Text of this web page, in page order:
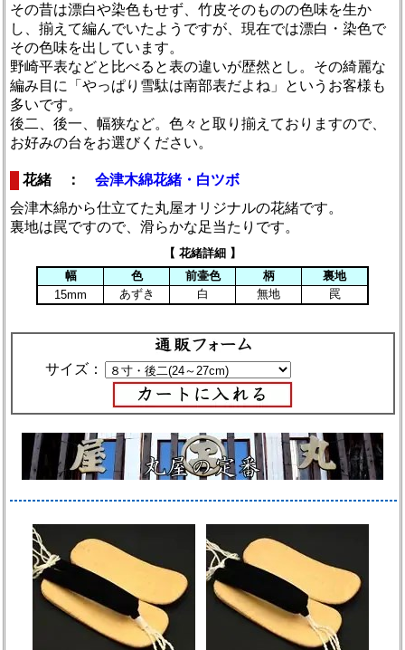
その昔は漂白や染色もせず、竹皮そのものの色味を生か
し、揃えて編んでいたようですが、現在では漂白・染色で
その色味を出しています。
野崎平表などと比べると表の違いが歴然とし。その綺麗な
編み目に「やっぱり雪駄は南部表だよね」というお客様も
多いです。
後二、後一、幅狭など。色々と取り揃えておりますので、
お好みの台をお選びください。
花緒 ：会津木綿花緒・白ツボ
会津木綿から仕立てた丸屋オリジナルの花緒です。
裏地は罠ですので、滑らかな足当たりです。
【 花緒詳細 】
幅
色 前壷色 柄
裏地
15mm
あずき 白 無地 罠
サイズ：